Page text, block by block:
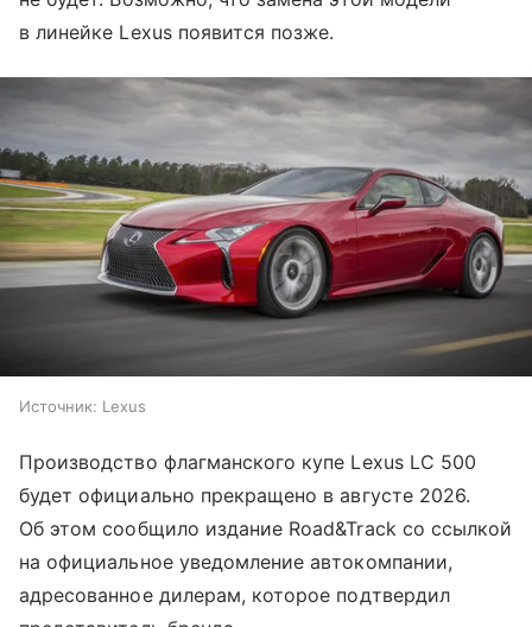
в линейке Lexus появится позже.
Источник: Lexus
Производство флагманского купе Lexus LC 500
будет официально прекращено в августе 2026.
Об этом сообщило издание Road&Track со ссылкой
на официальное уведомление автокомпании,
адресованное дилерам, которое подтвердил